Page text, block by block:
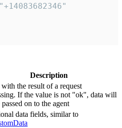
Description
the result of a request
If the value is not "ok", data will
on to the agent
data fields, similar to